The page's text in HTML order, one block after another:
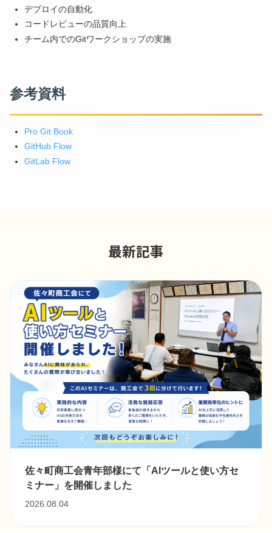
デプロイの自動化
コードレビューの品質向上
チーム内でのGitワークショップの実施
参考資料
Pro Git Book
GitHub Flow
GitLab Flow
最新記事
佐々町商工会青年部様にて「AIツールと使い方セ
ミナー」を開催しました
2026.08.04